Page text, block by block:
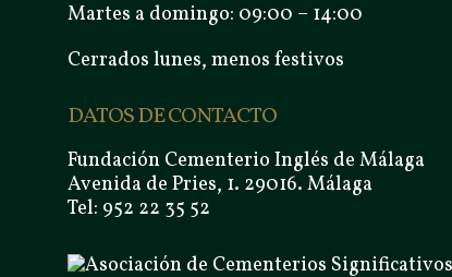
Martes a domingo: 09:00 – 14:00
Cerrados lunes, menos festivos
DATOS DE CONTACTO
Fundación Cementerio Inglés de Málaga
Avenida de Pries, 1. 29016. Málaga
Tel: 952 22 35 52